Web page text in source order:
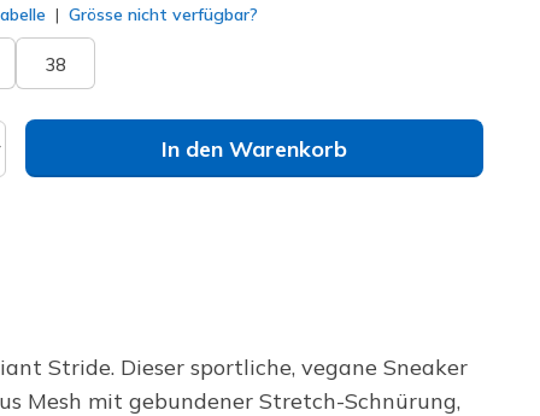
Grösse nicht verfügbar?
38
In den Warenkorb
Stride. Dieser sportliche, vegane Sneaker
Mesh mit gebundener Stretch-Schnürung,